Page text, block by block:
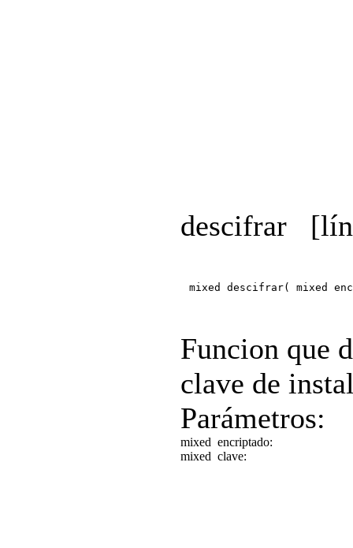
descifrar
mixed descifrar( mixed
Funcion que
clave de
Parámetros:
mixed encriptado:
mixed clave: